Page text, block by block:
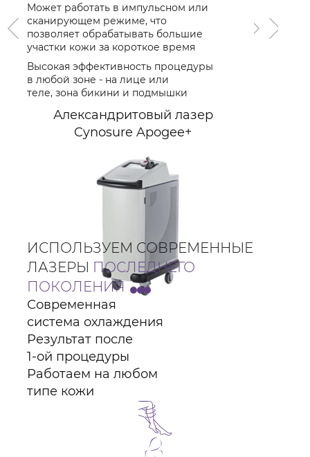
Может работать в импульсном или
сканирующем режиме, что
позволяет обрабатывать большие
участки кожи за короткое время
Высокая эффективность процедуры
в любой зоне - на лице или
теле, зона бикини и подмышки
Александритовый лазер
Cynosure Apogee+
ИСПОЛЬЗУЕМ СОВРЕМЕННЫЕ
ЛАЗЕРЫ ПОСЛЕДНЕГО
ПОКОЛЕНИЯ
Современная
система охлаждения
Результат после
1-ой процедуры
Работаем на любом
типе кожи